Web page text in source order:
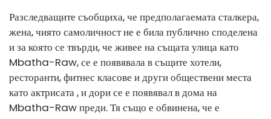
Разследващите съобщиха, че предполагаемата сталкера,
жена, чиято самоличност не е била публично споделена
и за която се твърди, че живее на същата улица като
Mbatha-Raw, се е появявала в същите хотели,
ресторанти, фитнес класове и други обществени места
като актрисата , и дори се е появявал в дома на
Mbatha-Raw преди. Тя също е обвинена, че е